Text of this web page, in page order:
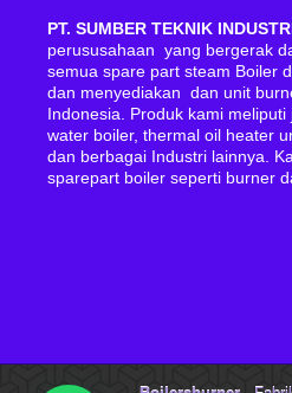
PT. SUMBER TEKNIK
perususahaan yang bergerak
semua spare part steam Boiler
dan menyediakan dan unit
Indonesia. Produk kami
water boiler, thermal oil heater
dan berbagai Industri lainnya.
sparepart boiler seperti burner